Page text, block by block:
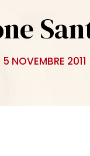
5 NOVEMBRE 2011